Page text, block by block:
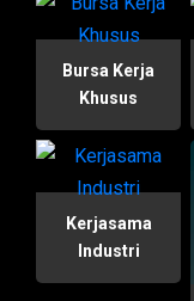
Bursa Kerja
Khusus
Kerjasama
Industri